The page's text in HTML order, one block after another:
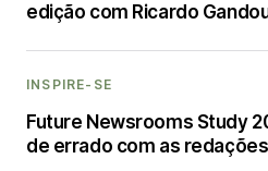
edição com Ricardo
INSPIRE-SE
Future Newsrooms Study
de errado com as